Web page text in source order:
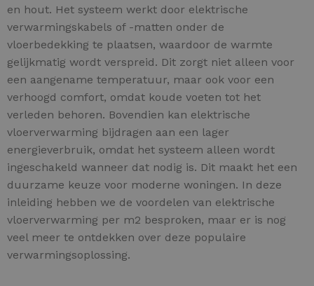
en hout. Het systeem werkt door elektrische
verwarmingskabels of -matten onder de
vloerbedekking te plaatsen, waardoor de warmte
gelijkmatig wordt verspreid. Dit zorgt niet alleen voor
een aangename temperatuur, maar ook voor een
verhoogd comfort, omdat koude voeten tot het
verleden behoren. Bovendien kan elektrische
vloerverwarming bijdragen aan een lager
energieverbruik, omdat het systeem alleen wordt
ingeschakeld wanneer dat nodig is. Dit maakt het een
duurzame keuze voor moderne woningen. In deze
inleiding hebben we de voordelen van elektrische
vloerverwarming per m2 besproken, maar er is nog
veel meer te ontdekken over deze populaire
verwarmingsoplossing.